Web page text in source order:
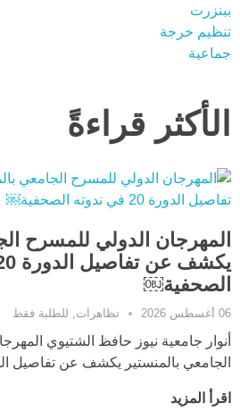
الأكثر قراءةً
المهرجان الدولي للمسرح
الصحفية￼
06 أغسطس 2026 تظاهرات للطلبة فقط
أنوار جامعية نيوز حافظ الشتيوي
الجامعي بالمنستير يكشف عن تفاصيل
اقرأ المزيد